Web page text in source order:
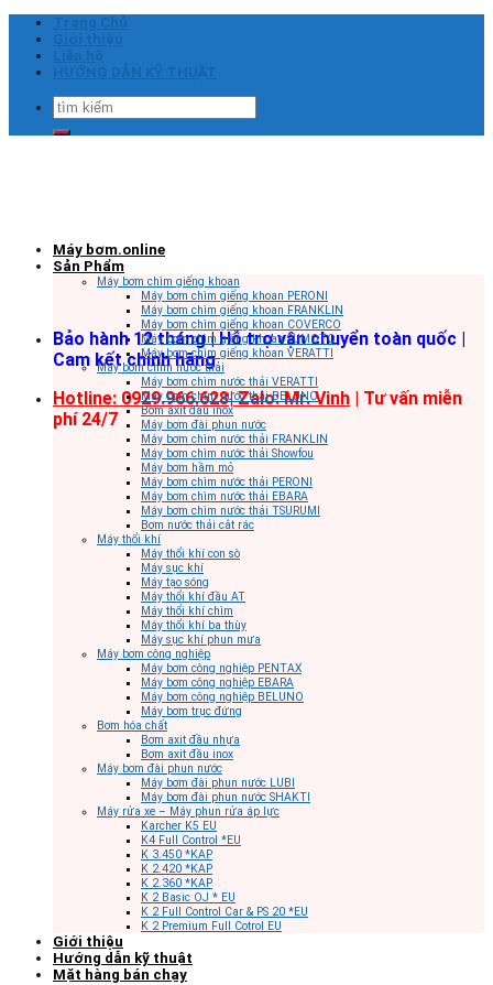
Skip
content
Tìm
kiếm:
Bảo hành 12 tháng | Hỗ trợ vận chuyển toàn quốc |
Cam kết chính hãng
Hotline: 0929.966.628|Zalo: Mr. Vinh | Tư vấn miễn
phí 24/7
Máy bơm.online
Sản Phẩm
Máy bơm chìm giếng khoan
Máy bơm chìm giếng khoan PERONI
Máy bơm chìm giếng khoan FRANKLIN
Máy bơm chìm giếng khoan COVERCO
Máy bơm chìm giếng khoan SUMOTO
Máy bơm chìm giếng khoan VERATTI
Máy bơm chìm nước thải
Máy bơm chìm nước thải VERATTI
Máy bơm chìm nước thải BELUNO
Bơm axit đầu inox
Máy bơm đài phun nước
Máy bơm chìm nước thải FRANKLIN
Máy bơm chìm nước thải Showfou
Máy bơm hầm mỏ
Máy bơm chìm nước thải PERONI
Máy bơm chìm nước thải EBARA
Máy bơm chìm nước thải TSURUMI
Bơm nước thải cắt rác
Máy thổi khí
Máy thổi khí con sò
Máy sục khí
Máy tạo sóng
Máy thổi khí đầu AT
Máy thổi khí chìm
Máy thổi khí ba thùy
Máy sục khí phun mưa
Máy bơm công nghiệp
Máy bơm công nghiệp PENTAX
Máy bơm công nghiệp EBARA
Máy bơm công nghiệp BELUNO
Máy bơm trục đứng
Bơm hóa chất
Bơm axit đầu nhựa
Bơm axit đầu inox
Máy bơm đài phun nước
Máy bơm đài phun nước LUBI
Máy bơm đài phun nước SHAKTI
Máy rửa xe – Máy phun rửa áp lực
Karcher K5 EU
K4 Full Control *EU
K 3.450 *KAP
K 2.420 *KAP
K 2.360 *KAP
K 2 Basic OJ * EU
K 2 Full Control Car & PS 20 *EU
K 2 Premium Full Cotrol EU
Giới thiệu
Hướng dẫn kỹ thuật
Mặt hàng bán chạy